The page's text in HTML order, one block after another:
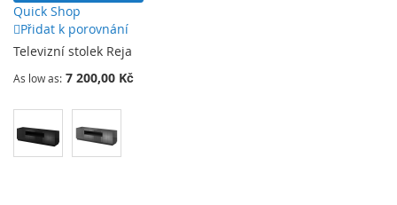
Quick Shop
Přidat k porovnání
Televizní stolek Reja
As low as 7 200,00 Kč